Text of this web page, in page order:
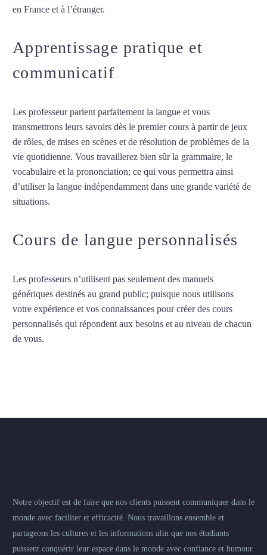
en France et à l’étranger.
Apprentissage pratique et
communicatif
Les professeur parlent parfaitement la langue et vous
transmettrons leurs savoirs dès le premier cours à partir de jeux
de rôles, de mises en scènes et de résolution de problèmes de la
vie quotidienne. Vous travaillerez bien sûr la grammaire, le
vocabulaire et la prononciation; ce qui vous permettra ainsi
d’utiliser la langue indépendamment dans une grande variété de
situations.
Cours de langue personnalisés
Les professeurs n’utilisent pas seulement des manuels
génériques destinés au grand public; puisque nous utilisons
votre expérience et vos connaissances pour créer des cours
personnalisés qui répondent aux besoins et au niveau de chacun
de vous.
Notre objectif est de faire que nos clients puissent communiquer dans le
monde avec faciliter et efficacité. Nous travaillons ensemble et
partageons les cultures et les informations afin que nos étudiants
puissent conquérir leur espace dans le monde avec confiance et humour.